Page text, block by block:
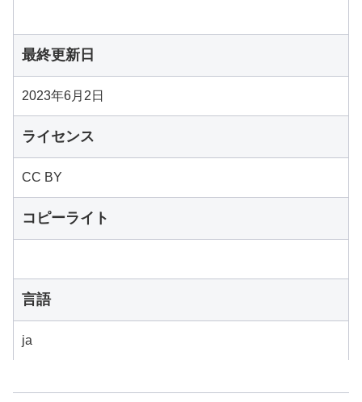
最終更新日
2023年6月2日
ライセンス
CC BY
コピーライト
言語
ja